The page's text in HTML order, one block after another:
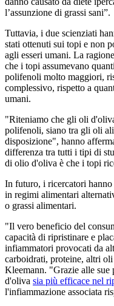
l’assunzione di grassi sani”.
Tuttavia, i due scienziati
stati ottenuti sui topi e non
agli esseri umani. La
che i topi assumevano
polifenoli molto maggiori,
complessivo, rispetto a
umani.
"Riteniamo che gli oli
polifenoli, siano tra gli oli
disposizione", hanno
differenza tra tutti i tipi di
di olio d'oliva è che i topi
In futuro, i ricercatori
in regimi alimentari
o grassi alimentari.
"Il vero beneficio del
capacità di ripristinare e
infiammatori provocati da
carboidrati, proteine, altri
Kleemann. "Grazie alle sue
d'oliva sia più efficace nel
l'infiammazione associata